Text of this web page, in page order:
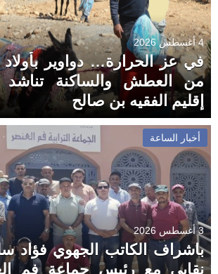
4 أغسطس 2026
في عز الحرارة… دواوير
من العطش والساكنة
إقليم الفقيه بن صالح
أخبار الساعة
3 أغسطس 2026
باشراف الكاتب الجهوي فؤاد
نقابي مع رئيس جماعة فم